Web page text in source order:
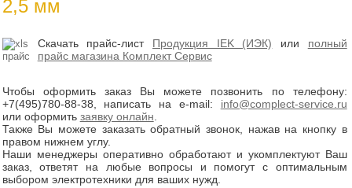
2,5 мм
Скачать прайс-лист Продукция IEK (ИЭК) или полный
прайс магазина Комплект Сервис
Чтобы оформить заказ Вы можете позвонить по телефону:
+7(495)780-88-38, написать на e-mail: info@complect-service.ru
или оформить заявку онлайн.
Также Вы можете заказать обратный звонок, нажав на кнопку в
правом нижнем углу.
Наши менеджеры оперативно обработают и укомплектуют Ваш
заказ, ответят на любые вопросы и помогут с оптимальным
выбором электротехники для ваших нужд.